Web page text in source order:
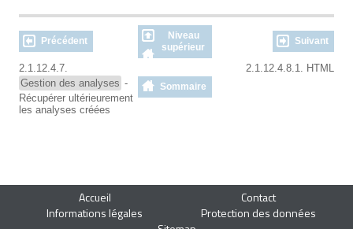
Précédent
Niveau
supérieur
Suivant
2.1.12.4.7.
Gestion des analyses -
Récupérer ultérieurement
les analyses créées
Sommaire
2.1.12.4.8.1. HTML
Accueil
Contact
Informations légales
Protection des données